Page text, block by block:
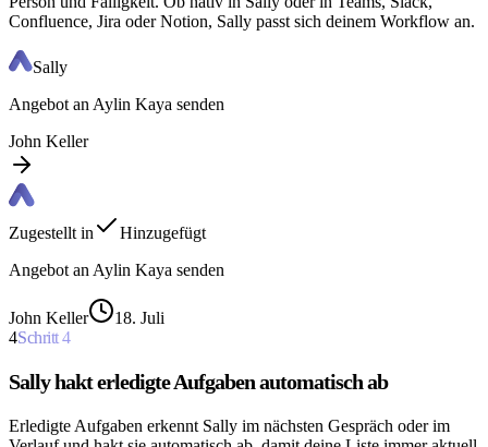
Confluence, Jira oder Notion, Sally passt sich deinem Workflow an.
Sally
Angebot an Aylin Kaya senden
John Keller
Zugestellt in
Hinzugefügt
Angebot an Aylin Kaya senden
John Keller
18. Juli
4Schritt 4
Sally hakt erledigte Aufgaben automatisch ab
Erledigte Aufgaben erkennt Sally im nächsten Gespräch oder im